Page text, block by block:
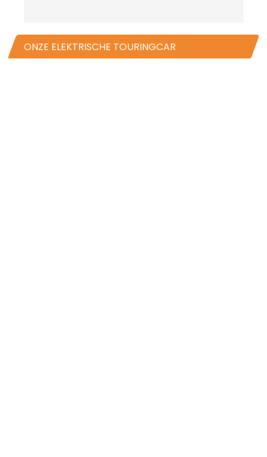
ONZE ELEKTRISCHE TOURINGCAR